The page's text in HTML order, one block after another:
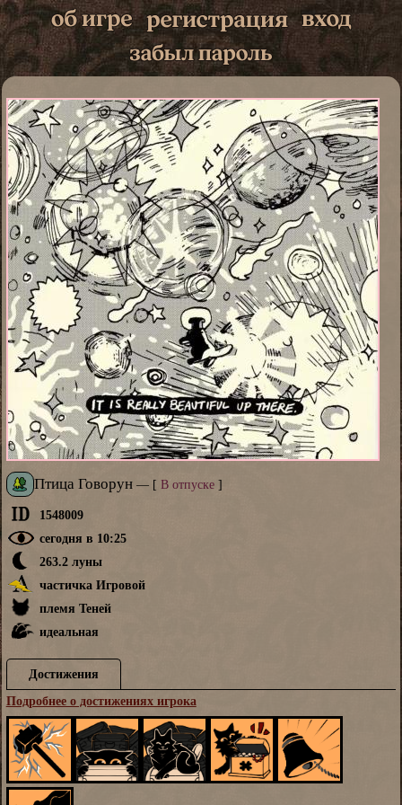
Птица Говорун— [ В отпуске]
1548009
сегодня в 10:25
263.2 луны
частичка Игровой
племя Теней
идеальная
Достижения
Подробнее о достижениях игрока